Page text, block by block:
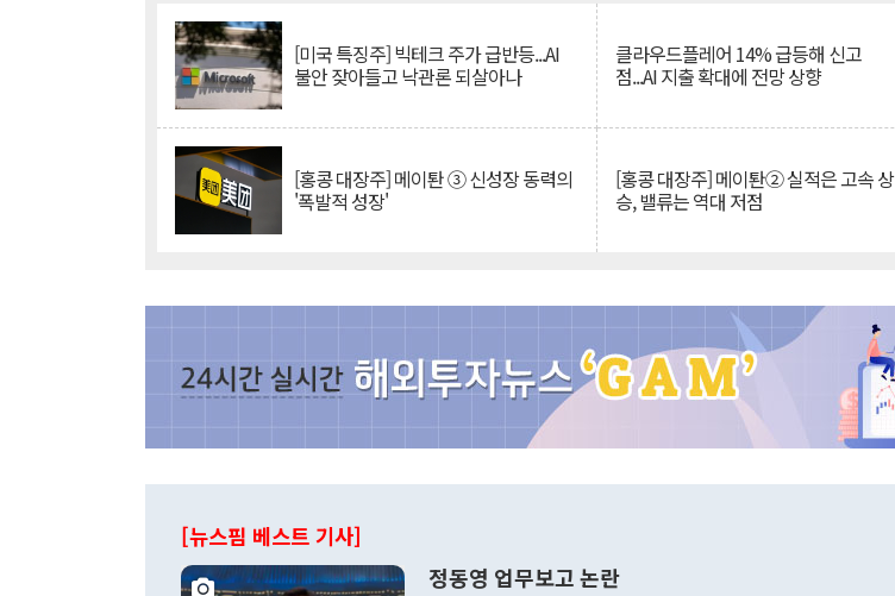
[미국 특징주] 빅테크 주가 급반등...AI
불안 잦아들고 낙관론 되살아나
클라우드플레어 14% 급등해 신고
점...AI 지출 확대에 전망 상향
[홍콩 대장주] 메이퇀 ③ 신성장 동력의
'폭발적 성장'
[홍콩 대장주] 메이퇀② 실적은 고속 상
승, 밸류는 역대 저점
[뉴스핌 베스트 기사]
정동영 업무보고 논란